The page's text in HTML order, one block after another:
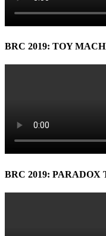
BRC 2019: TOY
BRC 2019: PARADOX